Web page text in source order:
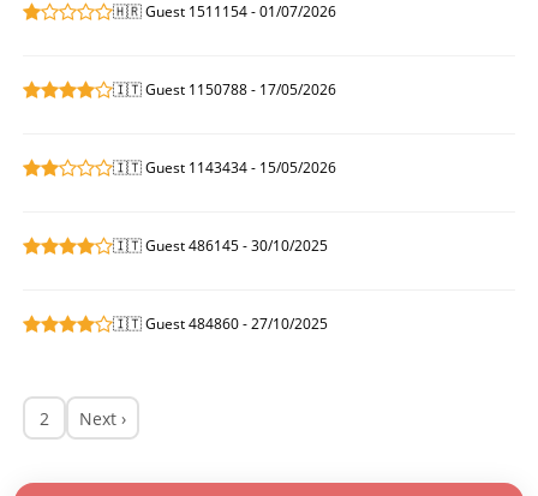
🇭🇷 Guest 1511154 - 01/07/2026
🇮🇹 Guest 1150788 - 17/05/2026
🇮🇹 Guest 1143434 - 15/05/2026
🇮🇹 Guest 486145 - 30/10/2025
🇮🇹 Guest 484860 - 27/10/2025
2 Next ›